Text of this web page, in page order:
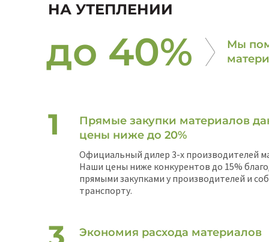
НА УТЕПЛЕНИИ
до 40%
Мы
Прямые закупки материалов
цены ниже до 20%
Официальный дилер 3-х производителей
Наши цены ниже конкурентов до 15%
прямыми закупками у производителей и
транспорту.
Экономия расхода материалов